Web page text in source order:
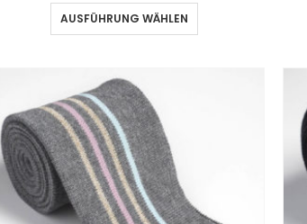
AUSFÜHRUNG WÄHLEN